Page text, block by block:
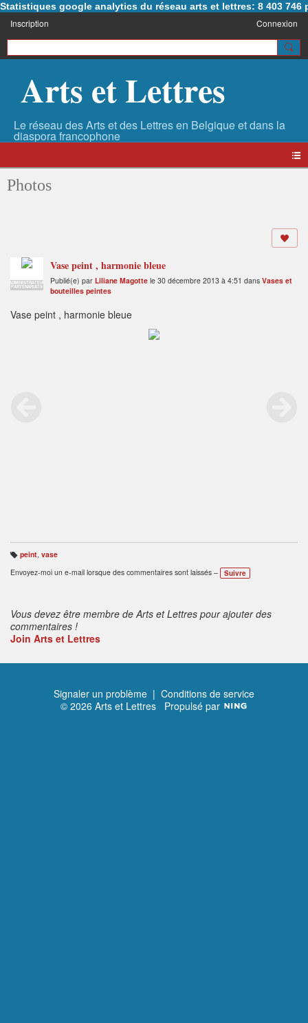
Statistiques google analytics du réseau arts et lettres: 8 403 746
Inscription Connexion
Arts et Lettres
Photos
ADMINISTRATEUR
PARTENARIATS
Vase peint , harmonie bleue
Publié(e) par Liliane Magotte le 30 décembre 2013 à 4:51 dans Vases et
bouteilles peintes
Vase peint , harmonie bleue
B
ali
s
peint, vase
Envoyez-moi un e-mail lorsque des commentaires sont laissés –
Suivre
Vous devez être membre de Arts et Lettres pour ajouter des
commentaires !
Join Arts et Lettres
Signaler un problème | Conditions de service
© 2026 Arts et Lettres Propulsé par